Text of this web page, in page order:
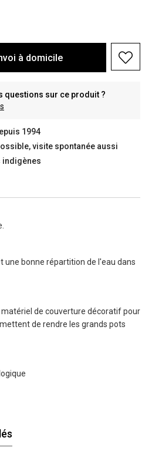
à domicile
questions sur ce produit ?
1994
visite spontanée aussi
indigènes
une bonne répartition de l'eau dans
de couverture décoratif pour
de rendre les grands pots